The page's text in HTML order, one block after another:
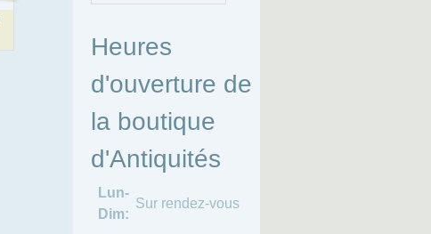
Heures
d'ouverture de
la boutique
d'Antiquités
Lun-
Dim:
Sur rendez-vous